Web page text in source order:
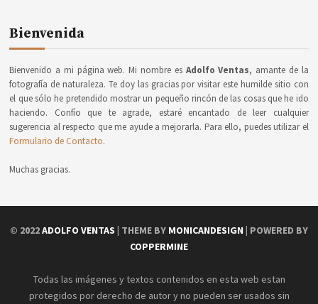
Bienvenida
Bienvenido a mi página web. Mi nombre es Adolfo Ventas, amante de la
fotografía de naturaleza. Te doy las gracias por visitar este humilde sitio con
el que sólo he pretendido mostrar un pequeño rincón de las cosas que he ido
haciendo. Confío que te agrade, estaré encantado de leer cualquier
sugerencia al respecto que me ayude a mejorarla. Para ello, puedes utilizar el
Formulario de Contacto.
Muchas gracias.
© 2022ADOLFO VENTAS | THEME BY MONICANDESIGN | POWERED BY
COPPERMINE
Todas las imágenes y textos contenidos en esta web estan
protegidos por derecho de autor y no pueden ser usados sin